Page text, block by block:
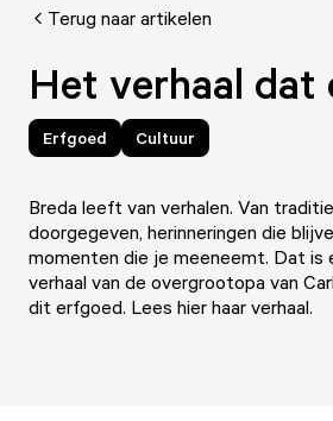
Terug naar artikelen
Het verhaal dat
Erfgoed Cultuur
Breda leeft van verhalen. Van
doorgegeven, herinneringen die
momenten die je meeneemt. Dat is
verhaal van de overgrootopa van
dit erfgoed. Lees hier haar verhaal.